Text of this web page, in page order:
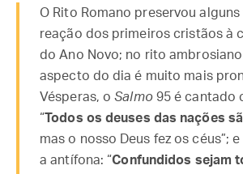
O Rito Romano preservou
reação dos primeiros cristãos à
do Ano Novo; no rito
aspecto do dia é muito mais
Vésperas, oSalmo95 é cantado
“Todos os deuses das nações
mas o nosso Deus fez os céus”; e
a antífona: “Confundidos sejam